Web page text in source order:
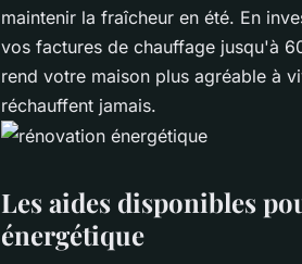
maintenir la fraîcheur en été. En
vos factures de chauffage jusqu'à
rend votre maison plus agréable à
réchauffent jamais.
Les aides disponibles
énergétique